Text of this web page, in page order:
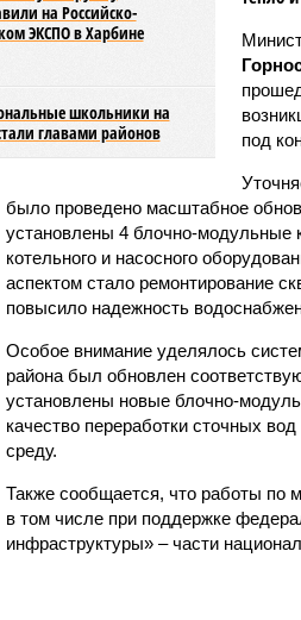
на Российско-
ЭКСПО в Харбине
школьники на
главами районов
под
было проведено масштабное
установлены 4 блочно-модульные
котельного и насосного
аспектом стало ремонтирование
повысило надежность
Особое внимание уделялось
района был обновлен
установлены новые блочно-
качество переработки сточных
среду.
Также сообщается, что работы по
в том числе при поддержке
инфраструктуры» – части